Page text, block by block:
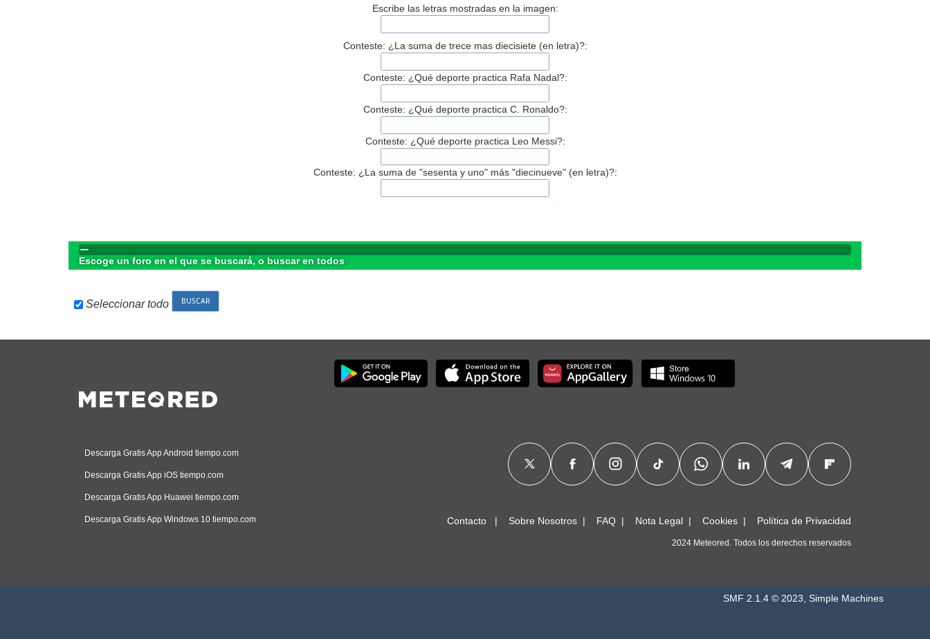
Escribe las letras mostradas en la imagen:
Conteste: ¿La suma de trece mas diecisiete (en letra)?:
Conteste: ¿Qué deporte practica Rafa Nadal?:
Conteste: ¿Qué deporte practica C. Ronaldo?:
Conteste: ¿Qué deporte practica Leo Messi?:
Conteste: ¿La suma de "sesenta y uno" más "diecinueve" (en letra)?:
Escoge un foro en el que se buscará, o buscar en todos
Seleccionar todo
Descarga Gratis App Android tiempo.com
Descarga Gratis App iOS tiempo.com
Descarga Gratis App Huawei tiempo.com
Descarga Gratis App Windows 10 tiempo.com Contacto Sobre Nosotros FAQ Nota Legal Cookies Política de Privacidad
2024 Meteored. Todos los derechos reservados
SMF 2.1.4 © 2023, Simple Machines